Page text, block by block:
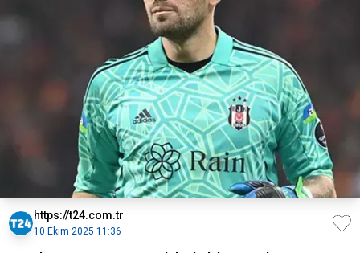
https://t24.com.tr
10 Ekim 2025 11:36